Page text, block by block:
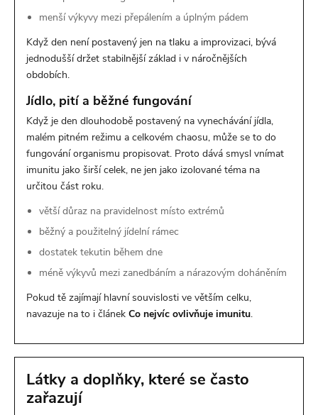
menší výkyvy mezi přepálením a úplným pádem
Když den není postavený jen na tlaku a improvizaci, bývá
jednodušší držet stabilnější základ i v náročnějších
obdobích.
Jídlo, pití a běžné fungování
Když je den dlouhodobě postavený na vynechávání jídla,
malém pitném režimu a celkovém chaosu, může se to do
fungování organismu propisovat. Proto dává smysl vnímat
imunitu jako širší celek, ne jen jako izolované téma na
určitou část roku.
větší důraz na pravidelnost místo extrémů
běžný a použitelný jídelní rámec
dostatek tekutin během dne
méně výkyvů mezi zanedbáním a nárazovým doháněním
Pokud tě zajímají hlavní souvislosti ve větším celku,
navazuje na to i článek Co nejvíc ovlivňuje imunitu.
Látky a doplňky, které se často
zařazují